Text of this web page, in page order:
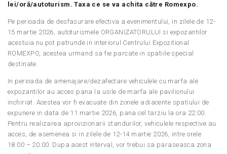
lei/oră/autoturism. Taxa ce se va achita către Romexpo.
Pe perioada de desfasurare efectiva a evenimentului, in zilele de 12-
15 martie 2026, autoturismele ORGANIZATORULUI si expozantilor
acestuia nu pot patrunde in interiorul Centrului Expozitional
ROMEXPO, acestea urmand sa fie parcate in spatiile special
destinate.
In perioada de amenajare/dezafectare vehiculele cu marfa ale
expozantilor au acces pana la usile de marfa ale pavilionului
inchiriat. Acestea vor fi evacuate din zonele adiacente spatiului de
expunere in data de 11 martie 2026, pana cel tarziu la ora 22:00.
Pentru realizarea aprovizionarii standurilor, vehiculele respective au
acces, de asemenea si in zilele de 12-14 martie 2026, intre orele
18:00 – 20:00. Dupa acest interval, vor trebui sa paraseasca zona